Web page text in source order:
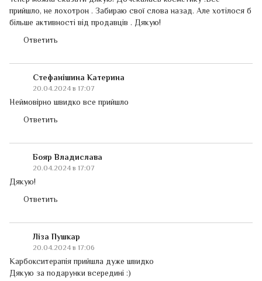
прийшло, не лохотрон . Забираю свої слова назад. Але хотілося б
більше активності від продавців . Дякую!
Ответить
Стефанішина Катерина
20.04.2024 в 17:07
Неймовірно швидко все прийшло
Ответить
Бояр Владислава
20.04.2024 в 17:07
Дякую!
Ответить
Ліза Пушкар
20.04.2024 в 17:06
Карбокситерапія прийшла дуже швидко
Дякую за подарунки всередині :)